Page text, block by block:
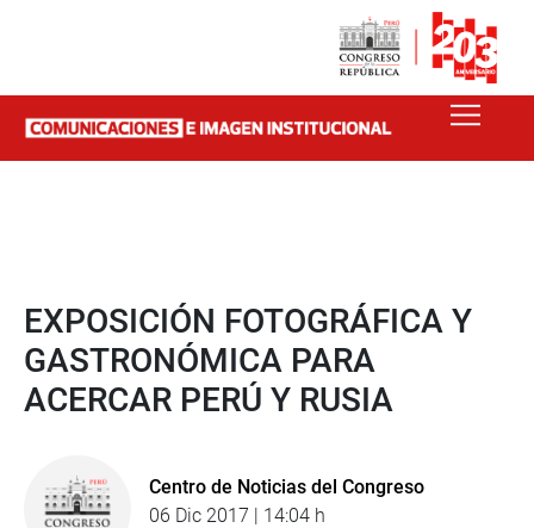
EXPOSICIÓN FOTOGRÁFICA Y
GASTRONÓMICA PARA
ACERCAR PERÚ Y RUSIA
Centro de Noticias del Congreso
06 Dic 2017 | 14:04 h